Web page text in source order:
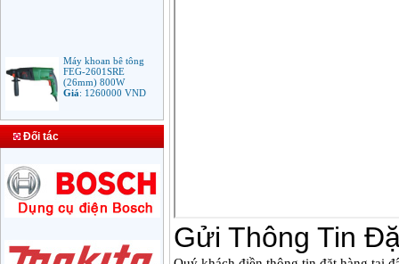
FEG-2601SRE
(26mm) 800W
Giá:1260000VND
Bảng giá mũi khoan
Giá:330000VND
Máy Khoan Bosch
GSB 16RE (750W)
Đối tác